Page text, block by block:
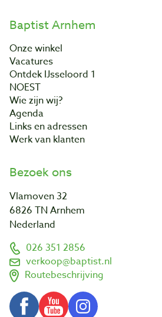
Baptist Arnhem
Onze winkel
Vacatures
Ontdek IJsseloord 1
NOEST
Wie zijn wij?
Agenda
Links en adressen
Werk van klanten
Bezoek ons
Vlamoven 32
6826 TN Arnhem
Nederland
026 351 2856
verkoop@baptist.nl
Routebeschrijving